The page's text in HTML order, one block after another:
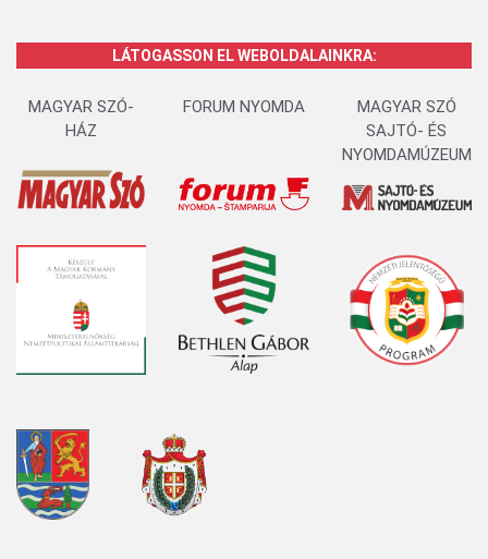
LÁTOGASSON EL WEBOLDALAINKRA:
MAGYAR SZÓ-
HÁZ
FORUM NYOMDA
MAGYAR SZÓ
SAJTÓ- ÉS
NYOMDAMÚZEUM